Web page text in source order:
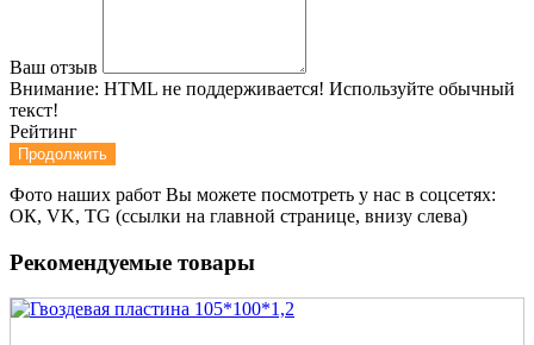
Ваш отзыв
Внимание: HTML не поддерживается! Используйте обычный
текст!
Рейтинг
Продолжить
Фото наших работ Вы можете посмотреть у нас в соцсетях:
ОК, VK, TG (ссылки на главной странице, внизу слева)
Рекомендуемые товары